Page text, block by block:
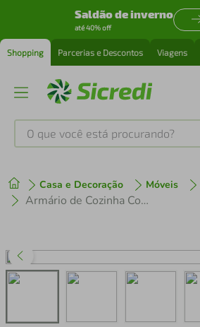
Saldão de inverno
até 40% off
Shopping Parcerias e Descontos Viagens
O que você está procurando?
Casa e Decoração Móveis
Armário de Cozinha Compacta 4 peças MP3707 Veneza GB Multimóveis Preta
1º tenis
perfume